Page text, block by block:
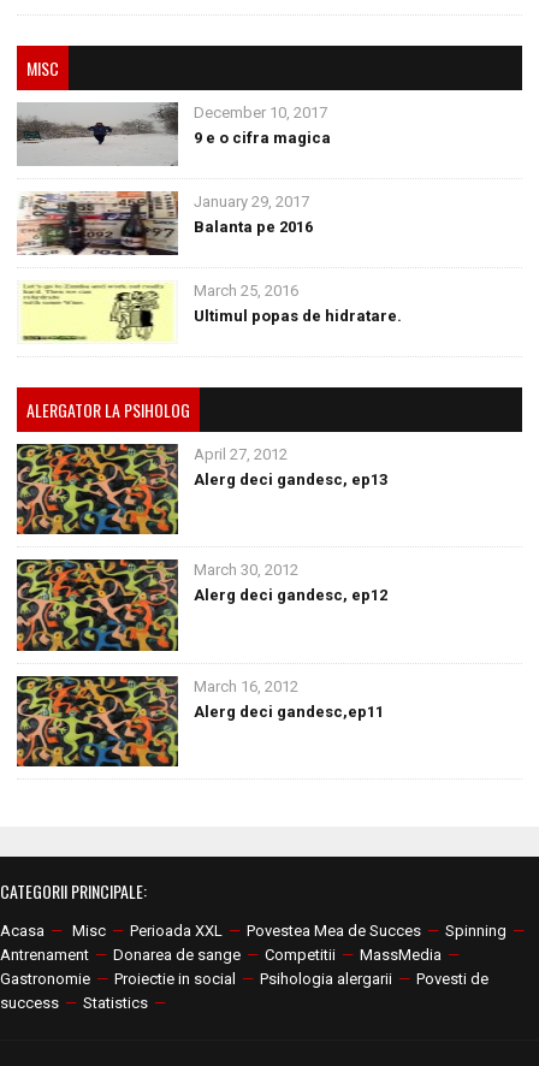
MISC
December 10, 2017
9 e o cifra magica
January 29, 2017
Balanta pe 2016
March 25, 2016
Ultimul popas de hidratare.
ALERGATOR LA PSIHOLOG
April 27, 2012
Alerg deci gandesc, ep13
March 30, 2012
Alerg deci gandesc, ep12
March 16, 2012
Alerg deci gandesc,ep11
CATEGORII PRINCIPALE:
Acasa — Misc — Perioada XXL — Povestea Mea de Succes — Spinning —
Antrenament — Donarea de sange — Competitii — MassMedia —
Gastronomie — Proiectie in social — Psihologia alergarii — Povesti de
success — Statistics —